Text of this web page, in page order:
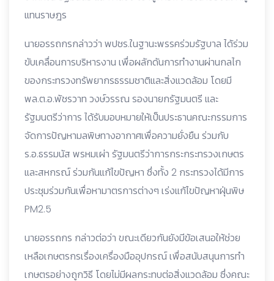
แทนราษฎร
นายอรรถกรกล่าวว่า พปชร.ในฐานะพรรคร่วมรัฐบาล ได้ร่วม
ขับเคลื่อนการบริหารงาน เพื่อผลักดันการทำงานผ่านกลไก
ของกระทรวงทรัพยากรธรรมชาติและสิ่งแวดล้อม โดยมี
พล.ต.อ.พัชรวาท วงษ์วรรณ รองนายกรัฐมนตรี และ
รัฐมนตรีว่าการ ได้รับมอบหมายให้เป็นประธานคณะกรรมการ
จัดการปัญหามลพิษทางอากาศเพื่อความยั่งยืน ร่วมกับ
ร.อ.ธรรมนัส พรหมเผ่า รัฐมนตรีว่าการกระกระทรวงเกษตร
และสหกรณ์ ร่วมกันแก้ไขปัญหา ซึ่งทั้ง 2 กระทรวงได้มีการ
ประชุมร่วมกันเพื่อหามาตรการต่างๆ เร่งแก้ไขปัญหาฝุ่นพิษ
PM2.5
นายอรรถกร กล่าวต่อว่า ขณะเดียวกันยังมีข้อเสนอให้ช่วย
เหลือเกษตรกรเรื่องเครื่องมืออุปกรณ์ เพื่อสนับสนุนการทำ
เกษตรอย่างถูกวิธี โดยไม่มีผลกระทบต่อสิ่งแวดล้อม ซึ่งคณะ